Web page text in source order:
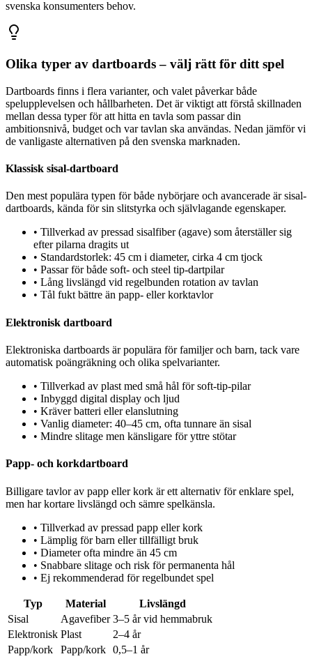
svenska konsumenters behov.
Olika typer av dartboards – välj rätt för ditt spel
Dartboards finns i flera varianter, och valet påverkar både
spelupplevelsen och hållbarheten. Det är viktigt att förstå skillnaden
mellan dessa typer för att hitta en tavla som passar din
ambitionsnivå, budget och var tavlan ska användas. Nedan jämför vi
de vanligaste alternativen på den svenska marknaden.
Klassisk sisal-dartboard
Den mest populära typen för både nybörjare och avancerade är sisal-
dartboards, kända för sin slitstyrka och självlagande egenskaper.
• Tillverkad av pressad sisalfiber (agave) som återställer sig
efter pilarna dragits ut
• Standardstorlek: 45 cm i diameter, cirka 4 cm tjock
• Passar för både soft- och steel tip-dartpilar
• Lång livslängd vid regelbunden rotation av tavlan
• Tål fukt bättre än papp- eller korktavlor
Elektronisk dartboard
Elektroniska dartboards är populära för familjer och barn, tack vare
automatisk poängräkning och olika spelvarianter.
• Tillverkad av plast med små hål för soft-tip-pilar
• Inbyggd digital display och ljud
• Kräver batteri eller elanslutning
• Vanlig diameter: 40–45 cm, ofta tunnare än sisal
• Mindre slitage men känsligare för yttre stötar
Papp- och korkdartboard
Billigare tavlor av papp eller kork är ett alternativ för enklare spel,
men har kortare livslängd och sämre spelkänsla.
• Tillverkad av pressad papp eller kork
• Lämplig för barn eller tillfälligt bruk
• Diameter ofta mindre än 45 cm
• Snabbare slitage och risk för permanenta hål
• Ej rekommenderad för regelbundet spel
Typ Material
Livslängd
Sisal
Agavefiber 3–5 år vid hemmabruk
Elektronisk Plast
2–4 år
Papp/kork
Papp/kork 0,5–1 år